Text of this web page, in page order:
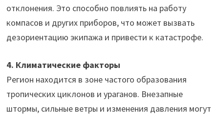
отклонения. Это способно повлиять на работу
компасов и других приборов, что может вызвать
дезориентацию экипажа и привести к катастрофе.
4. Климатические факторы
Регион находится в зоне частого образования
тропических циклонов и ураганов. Внезапные
штормы, сильные ветры и изменения давления могут